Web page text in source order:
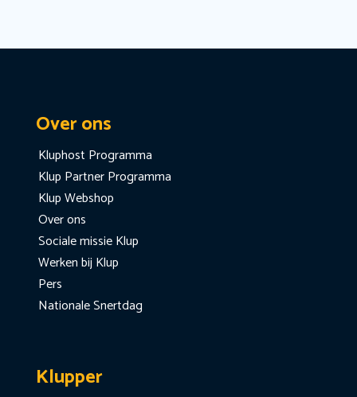
Over ons
Kluphost Programma
Klup Partner Programma
Klup Webshop
Over ons
Sociale missie Klup
Werken bij Klup
Pers
Nationale Snertdag
Klupper